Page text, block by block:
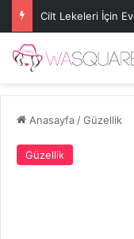
Cilt Lekeleri İçin
Anasayfa/Güzellik
Güzellik